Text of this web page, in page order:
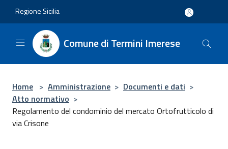
Regione Sicilia
Comune di Termini Imerese
Home > Amministrazione > Documenti e dati >
Atto normativo >
Regolamento del condominio del mercato Ortofrutticolo di
via Crisone